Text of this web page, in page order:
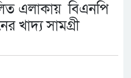
এলাকায় বিএনপি
খাদ্য সামগ্রী